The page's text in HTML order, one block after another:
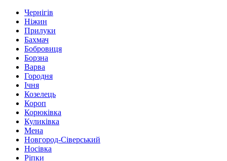
Чернігів
Ніжин
Прилуки
Бахмач
Бобровиця
Борзна
Варва
Городня
Ічня
Козелець
Короп
Корюківка
Куликівка
Мена
Новгород-Сіверський
Носівка
Ріпки